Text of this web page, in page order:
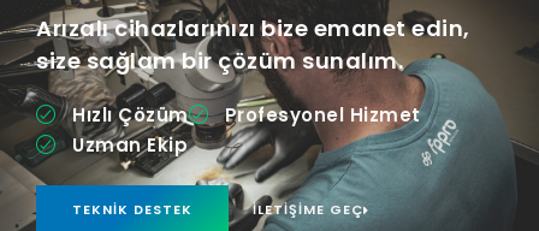
Arızalı cihazlarınızı bize emanet edin,
size sağlam bir çözüm sunalım.
Hızlı Çözüm
Profesyonel Hizmet
Uzman Ekip
TEKNIK DESTEK İLETIŞIME GEÇ